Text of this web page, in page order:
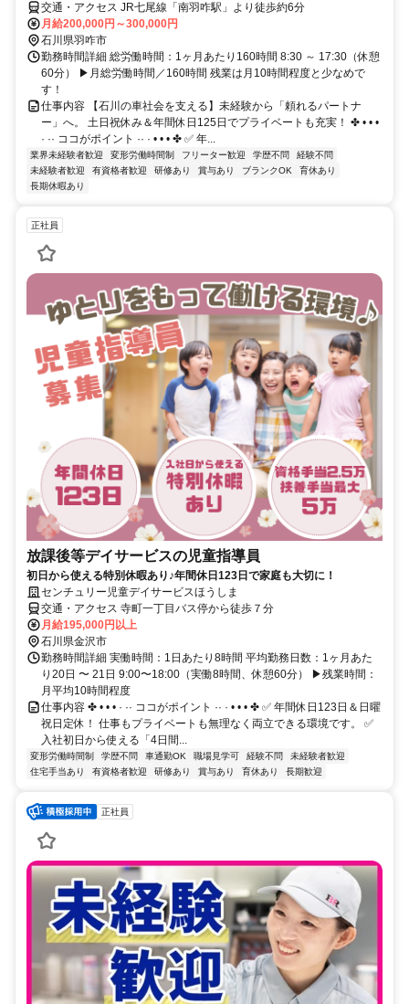
交通・アクセス JR七尾線「南羽咋駅」より徒歩約6分
月給200,000円～300,000円
石川県羽咋市
勤務時間詳細 総労働時間：1ヶ月あたり160時間 8:30 ～ 17:30（休憩
60分） ▶月総労働時間／160時間 残業は月10時間程度と少なめで
す！
仕事内容 【石川の車社会を支える】未経験から「頼れるパートナ
ー」へ。 土日祝休み＆年間休日125日でプライベートも充実！ ✤ • • •
· ·· ココがポイント ·· · • • • ✤ ✅ 年...
業界未経験者歓迎 変形労働時間制 フリーター歓迎 学歴不問
経験不問
未経験者歓迎
有資格者歓迎 研修あり 賞与あり ブランクOK
育休あり
長期休暇あり
正社員
放課後等デイサービスの児童指導員
初日から使える特別休暇あり♪年間休日123日で家庭も大切に！
センチュリー児童デイサービスほうしま
交通・アクセス 寺町一丁目バス停から徒歩７分
月給195,000円以上
石川県金沢市
勤務時間詳細 実働時間：1日あたり8時間 平均勤務日数：1ヶ月あた
り20日 〜 21日 9:00〜18:00（実働8時間、休憩60分） ▶︎残業時間：
月平均10時間程度
仕事内容 ✤ • • • · ·· ココがポイント ·· · • • • ✤ ✅ 年間休日123日＆日曜
祝日定休！ 仕事もプライベートも無理なく両立できる環境です。 ✅
入社初日から使える「4日間...
変形労働時間制 学歴不問 車通勤OK 職場見学可 経験不問
未経験者歓迎
住宅手当あり
有資格者歓迎 研修あり 賞与あり 育休あり 長期歓迎
正社員